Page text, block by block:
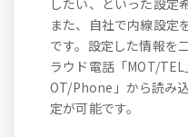
また、自社で内線設定
です。設定した情報を
ラウド電話「MOT/
OT/Phone」から読み
定が可能です。